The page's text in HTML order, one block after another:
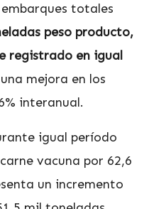
totales
peso producto,
registrado en igual
mejora en los
interanual.
igual período
vacuna por 62,6
un incremento